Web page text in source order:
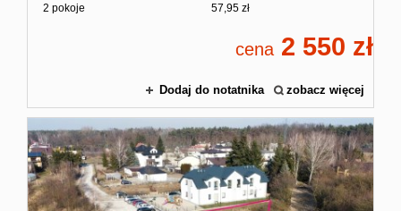
2 pokoje
57,95 zł
cena 2 550
Dodaj do notatnika zobacz więcej